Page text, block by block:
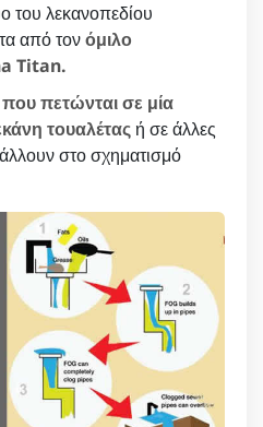
του λεκανοπεδίου
από τονόμιλο
Titan.
πετώνται σε μία
τουαλέτας ή σε άλλες
στο σχηματισμό